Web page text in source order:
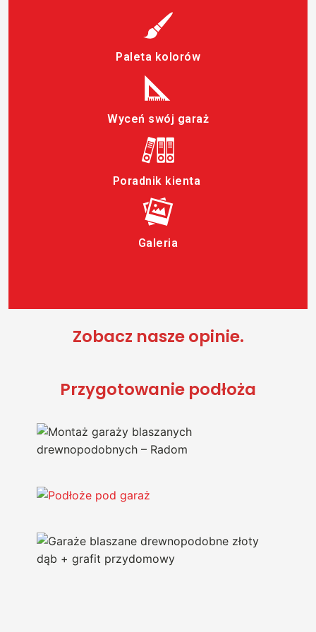
Paleta kolorów
Wyceń swój garaż
Poradnik kienta
Galeria
Zobacz nasze opinie.
Przygotowanie podłoża